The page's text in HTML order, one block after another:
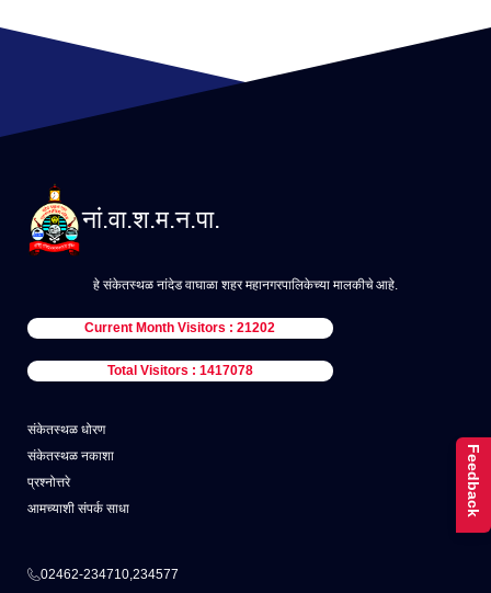
नां.वा.श.म.न.पा.
हे संकेतस्थळ नांदेड वाघाळा शहर महानगरपालिकेच्या मालकीचे आहे.
Current Month Visitors : 21202
Total Visitors : 1417078
संकेतस्थळ धोरण
संकेतस्थळ नकाशा
प्रश्नोत्तरे
आमच्याशी संपर्क साधा
02462-234710,234577
Feedback